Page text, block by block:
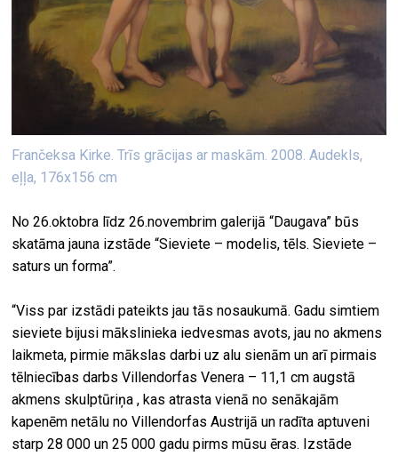
Frančeksa Kirke. Trīs grācijas ar maskām. 2008. Audekls,
eļļa, 176x156 cm
No 26.oktobra līdz 26.novembrim galerijā “Daugava” būs
skatāma jauna izstāde “Sieviete – modelis, tēls. Sieviete –
saturs un forma”.
“Viss par izstādi pateikts jau tās nosaukumā. Gadu simtiem
sieviete bijusi mākslinieka iedvesmas avots, jau no akmens
laikmeta, pirmie mākslas darbi uz alu sienām un arī pirmais
tēlniecības darbs Villendorfas Venera – 11,1 cm augstā
akmens skulptūriņa , kas atrasta vienā no senākajām
kapenēm netālu no Villendorfas Austrijā un radīta aptuveni
starp 28 000 un 25 000 gadu pirms mūsu ēras. Izstāde